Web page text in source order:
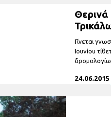
Θερινά
Γίνεται
Ιουνίου
24.06.2015